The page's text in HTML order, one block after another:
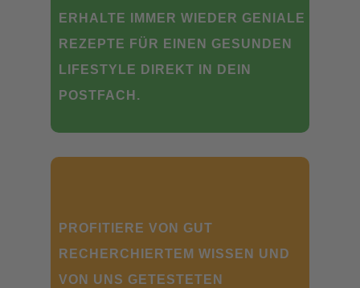
ERHALTE IMMER WIEDER GENIALE
REZEPTE FÜR EINEN GESUNDEN
LIFESTYLE DIREKT IN DEIN
POSTFACH.
PROFITIERE VON GUT
RECHERCHIERTEM WISSEN UND
VON UNS GETESTETEN